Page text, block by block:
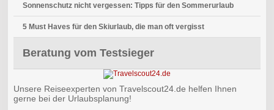
Sonnenschutz nicht vergessen: Tipps für den Sommerurlaub
5 Must Haves für den Skiurlaub, die man oft vergisst
Beratung vom Testsieger
Unsere Reiseexperten von Travelscout24.de helfen Ihnen
gerne bei der Urlaubsplanung!